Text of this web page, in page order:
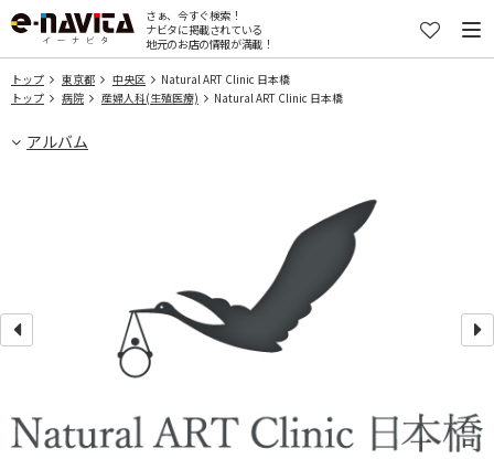
さぁ、今すぐ検索！
ナビタに掲載されている
地元のお店の情報が満載！
トップ 東京都 中央区
Natural ART Clinic 日本橋
トップ
病院 産婦人科(生殖医療) Natural ART Clinic 日本橋
アルバム